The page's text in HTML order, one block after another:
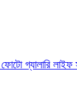
ফোটো গ্যালারি লাইফ